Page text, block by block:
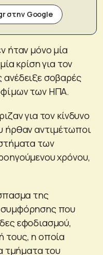
στην Google
ήταν μόνο μία
κρίση για τον
σοβαρές
των ΗΠΑ.
για τον κίνδυνο
ήρθαν αντιμέτωποι
των
χρόνου,
της
που
εφοδιασμού,
τους, η οποία
τμήματα του